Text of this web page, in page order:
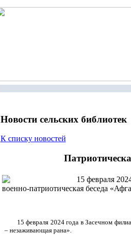
Новости сельских библиотек
К списку новостей
15 февраля
военно-патриотическая беседа
15 февраля 2024 года в Засечном
– незаживающая рана».